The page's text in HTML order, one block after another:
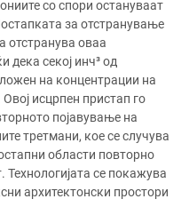
со спори остануваат
за отстранување
отстранува оваа
дека секој инч³ од
на концентрации на
исцрпен пристап го
појавување на
третмани, кое се случува
области повторно
се покажува
архитектонски простори